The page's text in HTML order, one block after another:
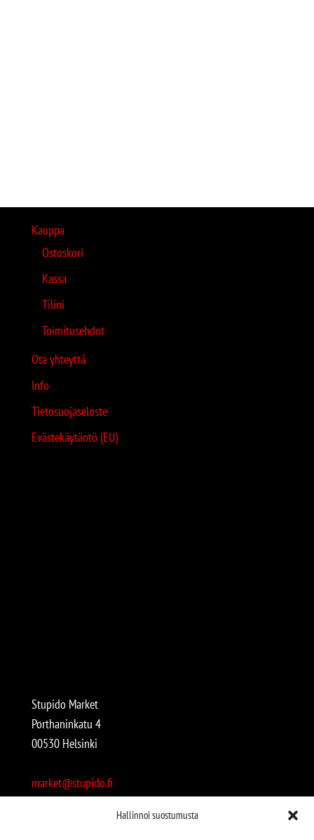
Hallinnoi suostumusta
Kauppa
Ostoskori
Kassa
Tilini
Toimitusehdot
Ota yhteyttä
Info
Tietosuojaseloste
Evästekäytäntö (EU)
Stupido Market
Porthaninkatu 4
00530 Helsinki
market@stupido.fi